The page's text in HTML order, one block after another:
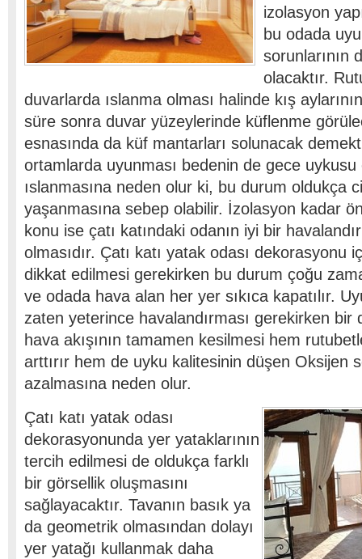
izolasyon
bu odada
sorunlarının
olacaktır.
duvarlarda ıslanma olması halinde kış
süre sonra duvar yüzeylerinde küflenme
esnasında da küf mantarları solunacak
ortamlarda uyunması bedenin de gece uykusu
ıslanmasına neden olur ki, bu durum oldukça
yaşanmasına sebep olabilir. İzolasyon kadar
konu ise çatı katındaki odanın iyi bir
olmasıdır. Çatı katı yatak odası dekorasyonu
dikkat edilmesi gerekirken bu durum çoğu
ve odada hava alan her yer sıkıca kapatılır.
zaten yeterince havalandırması gerekirken bir
hava akışının tamamen kesilmesi hem
arttırır hem de uyku kalitesinin düşen Oksijen
azalmasına neden olur.
Çatı katı yatak odası
dekorasyonunda yer yataklarının
tercih edilmesi de oldukça farklı
bir görsellik oluşmasını
sağlayacaktır. Tavanın basık ya
da geometrik olmasından dolayı
yer yatağı kullanmak daha